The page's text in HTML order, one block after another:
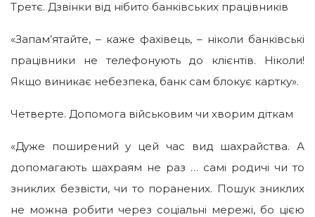
Третє. Дзвінки від нібито банківських працівників
«Запам’ятайте, – каже фахівець, – ніколи банківські
працівники не телефонують до клієнтів. Ніколи!
Якщо виникає небезпека, банк сам блокує картку».
Четверте. Допомога військовим чи хворим діткам
«Дуже поширений у цей час вид шахрайства. А
допомагають шахраям не раз … самі родичі чи то
зниклих безвісти, чи то поранених. Пошук зниклих
не можна робити через соціальні мережі, бо цією